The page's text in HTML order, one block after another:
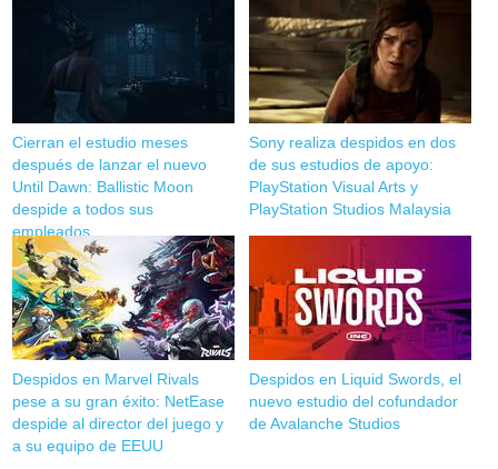
Cierran el estudio meses
después de lanzar el nuevo
Until Dawn: Ballistic Moon
despide a todos sus
empleados
Sony realiza despidos en dos
de sus estudios de apoyo:
PlayStation Visual Arts y
PlayStation Studios Malaysia
Despidos en Marvel Rivals
pese a su gran éxito: NetEase
despide al director del juego y
a su equipo de EEUU
Despidos en Liquid Swords, el
nuevo estudio del cofundador
de Avalanche Studios